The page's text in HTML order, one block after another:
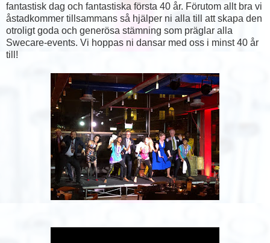
fantastisk dag och fantastiska första 40 år. Förutom allt bra vi
åstadkommer tillsammans så hjälper ni alla till att skapa den
otroligt goda och generösa stämning som präglar alla
Swecare-events. Vi hoppas ni dansar med oss i minst 40 år
till!